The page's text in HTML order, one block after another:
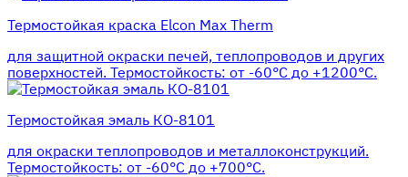
Термостойкая краска Elcon Max Therm
для защитной окраски печей, теплопроводов и других
поверхностей. Термостойкость: от -60°С до +1200°С.
Термостойкая эмаль КО-8101
для окраски теплопроводов и металлоконструкций.
Термостойкость: от -60°С до +700°С.